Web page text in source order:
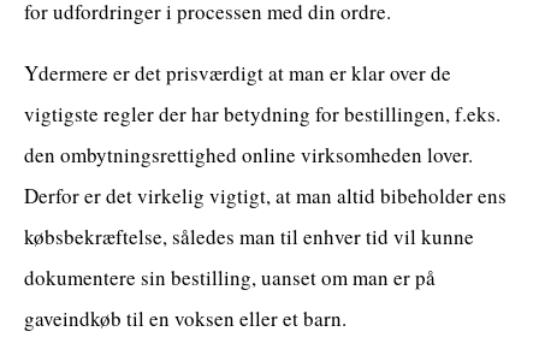
for udfordringer i processen med din ordre.
Ydermere er det prisværdigt at man er klar over de
vigtigste regler der har betydning for bestillingen, f.eks.
den ombytningsrettighed online virksomheden lover.
Derfor er det virkelig vigtigt, at man altid bibeholder ens
købsbekræftelse, således man til enhver tid vil kunne
dokumentere sin bestilling, uanset om man er på
gaveindkøb til en voksen eller et barn.